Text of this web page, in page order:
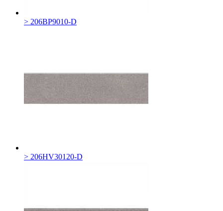
> 206BP9010-D
> 206HV30120-D